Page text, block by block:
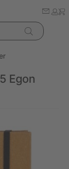
Egon